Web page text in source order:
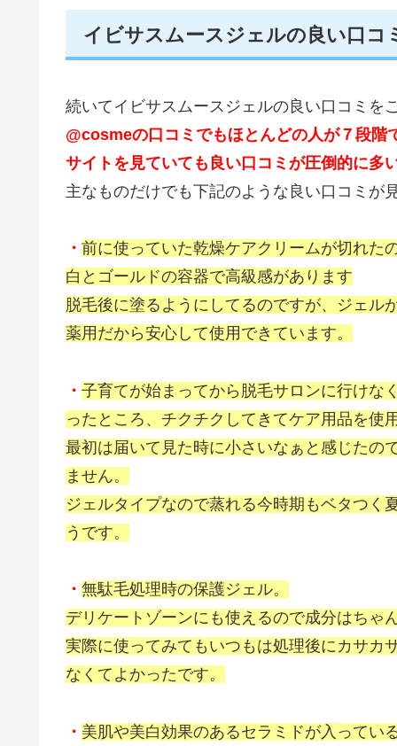
イビサスムースジェルの良い口コ
続いてイビサスムースジェルの良い口コミを
@cosmeの口コミでもほとんどの人が７段階
サイトを見ていても良い口コミが圧倒的に多
主なものだけでも下記のような良い口コミが
・ 前に使っていた乾燥ケアクリームが切れた
白とゴールドの容器で高級感があります
脱毛後に塗るようにしてるのですが、ジェル
薬用だから安心して使用できています。
・ 子育てが始まってから脱毛サロンに行けな
ったところ、チクチクしてきてケア用品を使
最初は届いて見た時に小さいなぁと感じたの
ません。
ジェルタイプなので蒸れる今時期もベタつく
うです。
・ 無駄毛処理時の保護ジェル。
デリケートゾーンにも使えるので成分はちゃ
実際に使ってみてもいつもは処理後にカサカ
なくてよかったです。
・ 美肌や美白効果のあるセラミドが入ってい